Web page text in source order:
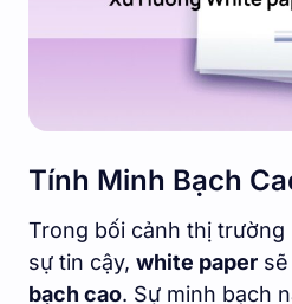
Tính Minh Bạch
Trong bối cảnh thị trường
sự tin cậy, white paper
bạch cao. Sự minh bạch